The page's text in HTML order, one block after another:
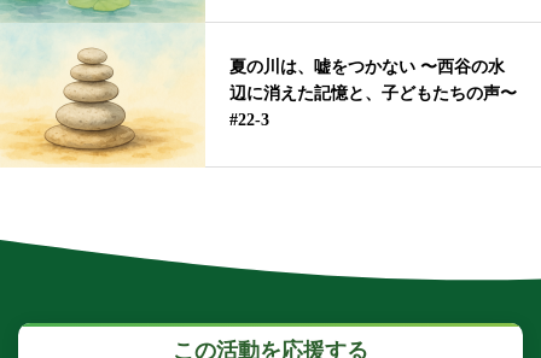
夏の川は、嘘をつかない 〜西谷の水
辺に消えた記憶と、子どもたちの声〜
#22-3
この活動を応援する